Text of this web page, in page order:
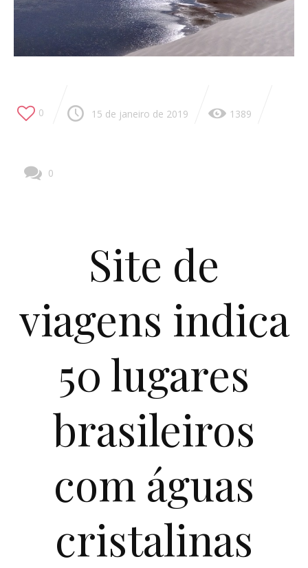
0 15 de janeiro de 2019 1389
0
Site de
viagens indica
50 lugares
brasileiros
com águas
cristalinas